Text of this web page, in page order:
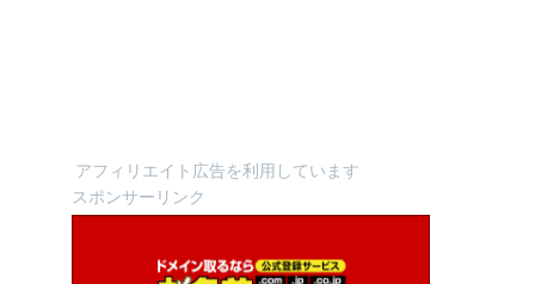
アフィリエイト広告を利用しています
スポンサーリンク